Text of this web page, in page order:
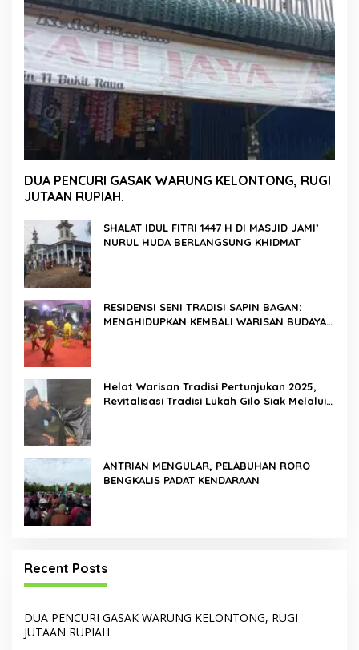
DUA PENCURI GASAK WARUNG KELONTONG, RUGI
JUTAAN RUPIAH.
SHALAT IDUL FITRI 1447 H DI MASJID JAMI’
NURUL HUDA BERLANGSUNG KHIDMAT
RESIDENSI SENI TRADISI SAPIN BAGAN:
MENGHIDUPKAN KEMBALI WARISAN BUDAYA
Helat Warisan Tradisi Pertunjukan 2025,
Revitalisasi Tradisi Lukah Gilo Siak Melalui
ANTRIAN MENGULAR, PELABUHAN RORO
BENGKALIS PADAT KENDARAAN
Recent Posts
DUA PENCURI GASAK WARUNG KELONTONG, RUGI
JUTAAN RUPIAH.